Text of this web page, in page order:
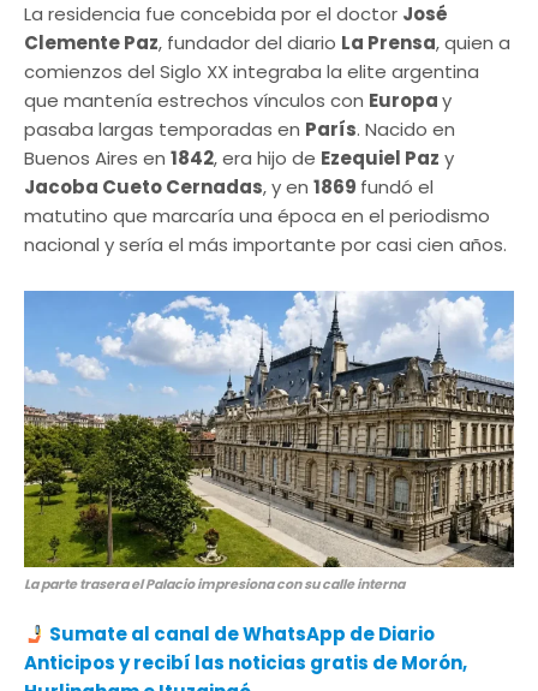
La residencia fue concebida por el doctor José
Clemente Paz, fundador del diario La Prensa, quien a
comienzos del Siglo XX integraba la elite argentina
que mantenía estrechos vínculos con Europay
pasaba largas temporadas en París. Nacido en
Buenos Aires en 1842, era hijo de Ezequiel Paz y
Jacoba Cueto Cernadas, y en 1869 fundó el
matutino que marcaría una época en el periodismo
nacional y sería el más importante por casi cien años.
La parte trasera el Palacio impresiona con su calle interna
Sumate al canal de WhatsApp de Diario
Anticipos y recibí las noticias gratis de Morón,